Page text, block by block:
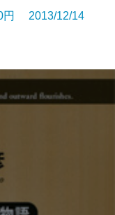
円 2013/12/14